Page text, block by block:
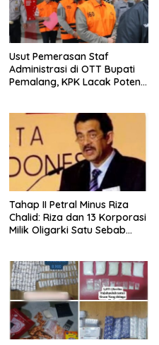
Usut Pemerasan Staf
Administrasi di OTT Bupati
Pemalang, KPK Lacak Potensi
Tahap II Petral Minus Riza
Chalid: Riza dan 13 Korporasi
Milik Oligarki Satu Sebab